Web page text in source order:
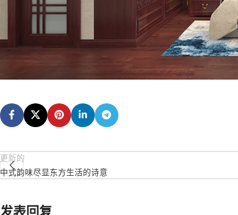
更新的
中式韵味尽显东方生活的诗意
发表回复